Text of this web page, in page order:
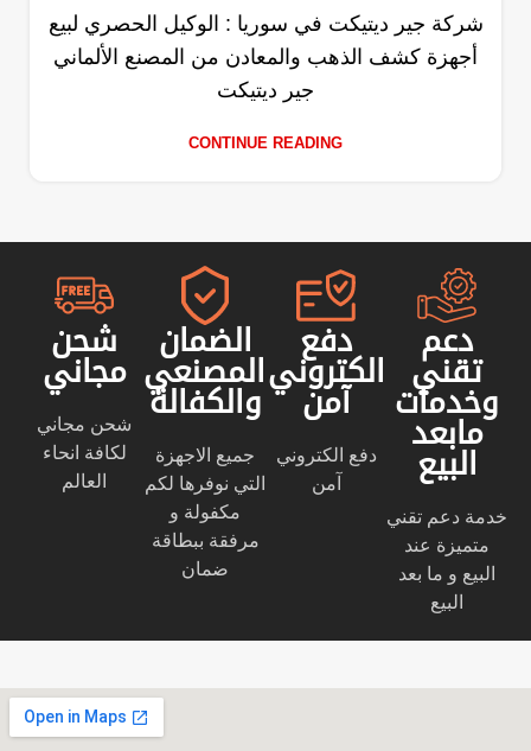
شركة جير ديتيكت في سوريا : الوكيل الحصري لبيع
أجهزة كشف الذهب والمعادن من المصنع الألماني
جير ديتيكت
CONTINUE READING
شحن
مجاني
شحن مجاني
لكافة انحاء
العالم
الضمان
المصنعي
والكفالة
جميع الاجهزة
التي نوفرها لكم
مكفولة و
مرفقة ببطاقة
ضمان
دفع
الكتروني
آمن
دفع الكتروني
آمن
دعم
تقني
وخدمات
مابعد
البيع
خدمة دعم تقني
متميزة عند
البيع و ما بعد
البيع